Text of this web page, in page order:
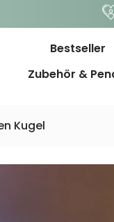
Bestseller
Zubehör &
Kugel